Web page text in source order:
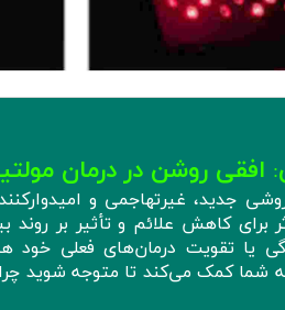
: افقی روشن در درمان
برای کاهش علائم و تأثیر بر روند
یا تقویت درمان‌های فعلی خود
شما کمک می‌کند تا متوجه شوید